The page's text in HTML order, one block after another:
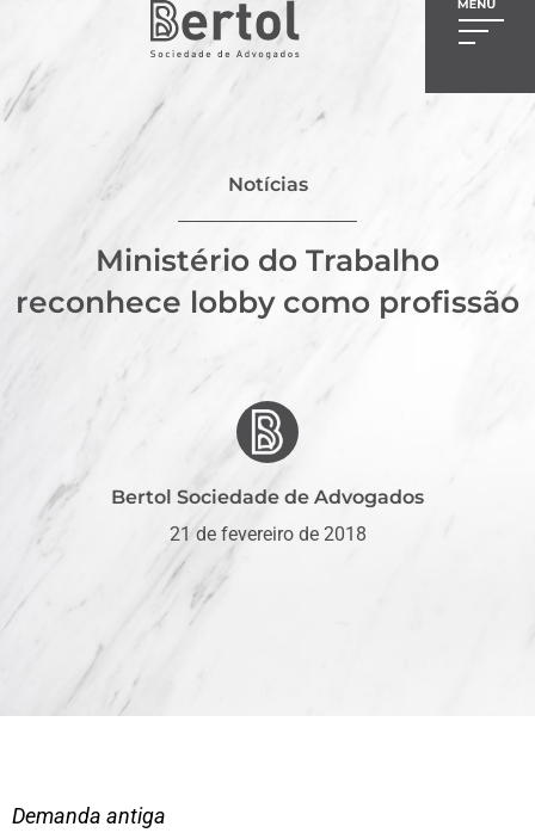
Notícias
Ministério do Trabalho
reconhece lobby como profissão
Bertol Sociedade de Advogados
21 de fevereiro de 2018
Demanda antiga